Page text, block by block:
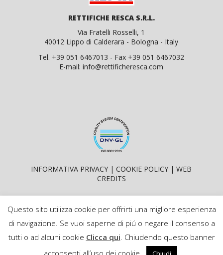
RETTIFICHE RESCA S.R.L.
Via Fratelli Rosselli, 1
40012 Lippo di Calderara - Bologna - Italy
Tel. +39 051 6467013 - Fax +39 051 6467032
E-mail:info@rettificheresca.com
INFORMATIVA PRIVACY |COOKIE POLICY |WEB
CREDITS
RETTIFICHE RESCA SRL - P.IVA 00614161206 - CAPITALE
Questo sito utilizza cookie per offrirti una migliore esperienza
di navigazione. Se vuoi saperne di piú o negare il consenso a
tutti o ad alcuni cookie Clicca qui. Chiudendo questo banner
acconsenti all’uso dei cookie.